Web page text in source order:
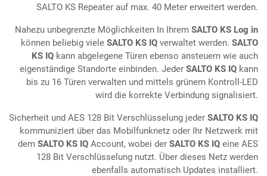
SALTO KS Repeater auf max. 40 Meter erweitert werden.
Nahezu unbegrenzte Möglichkeiten In Ihrem SALTO KS Log in
können beliebig viele SALTO KS IQ verwaltet werden. SALTO
KS IQ kann abgelegene Türen ebenso ansteuern wie auch
eigenständige Standorte einbinden. Jeder SALTO KS IQ kann
bis zu 16 Türen verwalten und mittels grünem Kontroll-LED
wird die korrekte Verbindung signalisiert.
Sicherheit und AES 128 Bit Verschlüsselung jeder SALTO KS IQ
kommuniziert über das Mobilfunknetz oder Ihr Netzwerk mit
dem SALTO KS IQ Account, wobei der SALTO KS IQ eine AES
128 Bit Verschlüsselung nutzt. Über dieses Netz werden
ebenfalls automatisch Updates installiert.